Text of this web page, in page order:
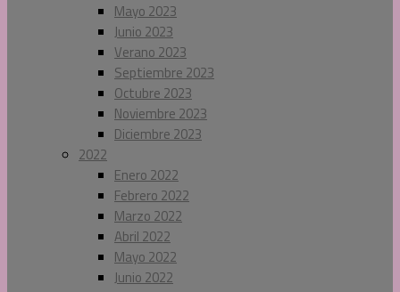
Mayo 2023
Junio 2023
Verano 2023
Septiembre 2023
Octubre 2023
Noviembre 2023
Diciembre 2023
2022
Enero 2022
Febrero 2022
Marzo 2022
Abril 2022
Mayo 2022
Junio 2022